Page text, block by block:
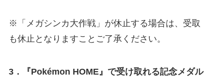
※「メガシンカ大作戦」が休止する場合は、受取
も休止となりますことご了承ください。
3．『Pokémon HOME』で受け取れる記念メダル